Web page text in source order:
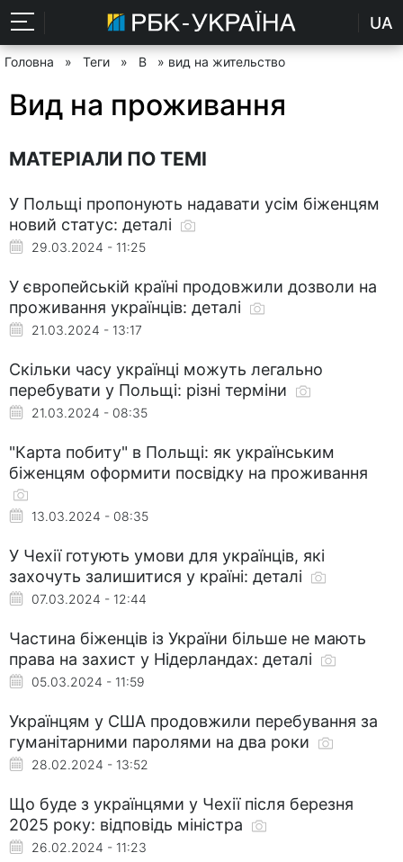
UA
Головна » Теги » В » вид на жительство
Вид на проживання
МАТЕРІАЛИ ПО ТЕМІ
У Польщі пропонують надавати усім біженцям
новий статус: деталі
29.03.2024 - 11:25
У європейській країні продовжили дозволи на
проживання українців: деталі
21.03.2024 - 13:17
Скільки часу українці можуть легально
перебувати у Польщі: різні терміни
21.03.2024 - 08:35
"Карта побиту" в Польщі: як українським
біженцям оформити посвідку на проживання
13.03.2024 - 08:35
У Чехії готують умови для українців, які
захочуть залишитися у країні: деталі
07.03.2024 - 12:44
Частина біженців із України більше не мають
права на захист у Нідерландах: деталі
05.03.2024 - 11:59
Українцям у США продовжили перебування за
гуманітарними паролями на два роки
28.02.2024 - 13:52
Що буде з українцями у Чехії після березня
2025 року: відповідь міністра
26.02.2024 - 11:23